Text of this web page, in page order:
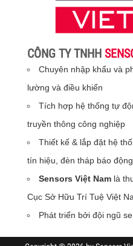
CÔNG TY TNHH
Chuyên nhập khẩu và
lường và điều khiển
Tích hợp hệ thống tự
truyền thông công nghiệp
Thiết kế & lắp đặt hệ
tín hiệu, đèn tháp báo động
Sensors Việt Nam là
Cục Sở Hữu Trí Tuệ Việt
Phát triển bởi đội ngũ